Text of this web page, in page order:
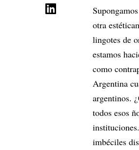
otra
lingotes de
estamos
como
Argentina
argentinos.
todos esos
imbéciles